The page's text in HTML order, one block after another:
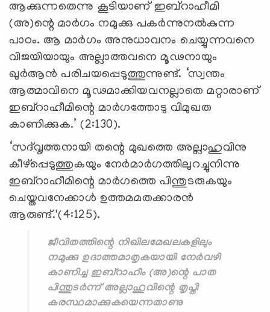
ആക്കുന്നതെന്നു കൂടിയാണ് ഇബ്‌റാഹീമി
(അ)ന്റെ മാര്‍ഗം നമുക്കു പകര്‍ന്നുനല്‍കുന്ന
പാഠം. ആ മാര്‍ഗം അനുധാവനം ചെയ്യുന്നവനെ
വിജയിയായും അല്ലാത്തവനെ മൂഢനായും
ഖുര്‍ആന്‍ പരിചയപ്പെടുത്തുന്നുണ്ട്. ‘സ്വന്തം
ആത്മാവിനെ മൂഢമാക്കിയവനല്ലാതെ മറ്റാരാണ്
ഇബ്‌റാഹീമിന്റെ മാര്‍ഗത്തോടു വിമുഖത
കാണിക്കുക.’ (2:130).
‘സദ്‌വൃത്തനായി തന്റെ മുഖത്തെ അല്ലാഹുവിനു
കീഴ്‌പ്പെടുത്തുകയും നേര്‍മാര്‍ഗത്തിലുറച്ചുനിന്നു
ഇബ്‌റാഹീമിന്റെ മാര്‍ഗത്തെ പിന്തുടരുകയും
ചെയ്തവനേക്കാള്‍ ഉത്തമമതക്കാരന്‍
ആരുണ്ട്.'(4:125).
ജീവിതത്തിന്റെ നിഖിലമേഖലകളിലും
നമുക്കു ഉദാത്തമാതൃകയായി നേര്‍വഴി
കാണിച്ച ഇബ്‌റാഹീം (അ)ന്റെ പാത
പിന്തുടര്‍ന്ന് അല്ലാഹുവിന്റെ തൃപ്തി
കരസ്ഥമാക്കുകയെന്നതാണു